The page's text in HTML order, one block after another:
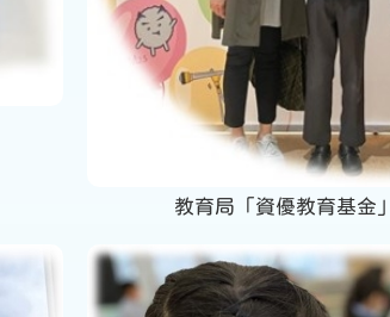
教育局「資優教育基金